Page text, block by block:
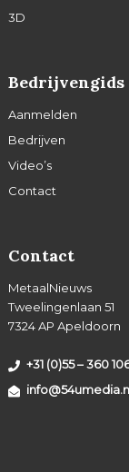
3D
Bedrijvengids
Aanmelden
Bedrijven
Video’s
Contact
Contact
MetaalNieuws
Tweelingenlaan 51
7324 AP Apeldoorn
+31 (0)55 – 360